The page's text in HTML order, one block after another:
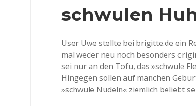
schwulen
User Uwe stellte bei brigitte.de ein
mal weder neu noch besonders
sei nur an den Tofu, das »schwule
Hingegen sollen auf manchen
»schwule Nudeln« ziemlich beliebt